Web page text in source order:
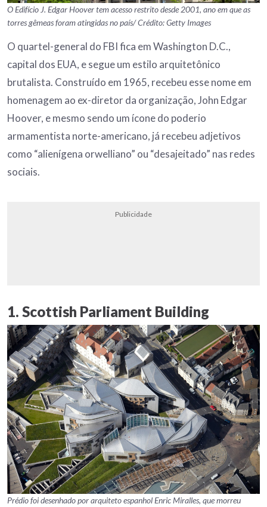
O Edifício J. Edgar Hoover tem acesso restrito desde 2001, ano em que as
torres gêmeas foram atingidas no país/ Crédito: Getty Images
O quartel-general do FBI fica em Washington D.C.,
capital dos EUA, e segue um estilo arquitetônico
brutalista. Construído em 1965, recebeu esse nome em
homenagem ao ex-diretor da organização, John Edgar
Hoover, e mesmo sendo um ícone do poderio
armamentista norte-americano, já recebeu adjetivos
como “alienígena orwelliano” ou “desajeitado” nas redes
sociais.
Publicidade
1. Scottish Parliament Building
Prédio foi desenhado por arquiteto espanhol Enric Miralles, que morreu